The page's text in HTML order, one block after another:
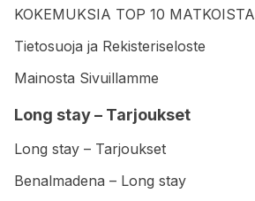
KOKEMUKSIA TOP 10 MATKOISTA
Tietosuoja ja Rekisteriseloste
Mainosta Sivuillamme
Long stay – Tarjoukset
Long stay – Tarjoukset
Benalmadena – Long stay